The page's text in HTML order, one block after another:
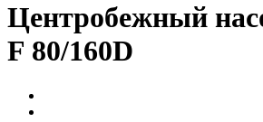
Центробежный
F 80/160D